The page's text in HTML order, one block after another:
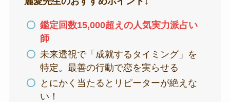
鑑定回数15,000超えの人気実力派占い
師
未来透視で「成就するタイミング」を
特定。最善の行動で恋を実らせる
とにかく当たるとリピーターが絶えな
い！